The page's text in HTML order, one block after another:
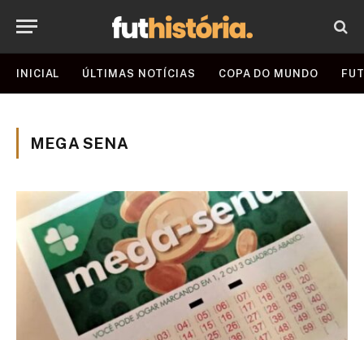
INICIAL ÚLTIMAS NOTÍCIAS COPA DO MUNDO
MEGA SENA